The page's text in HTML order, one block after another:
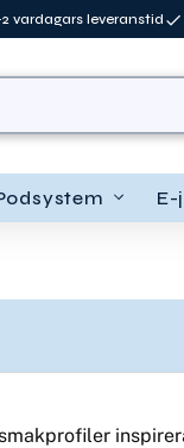
vardagars leveranstid